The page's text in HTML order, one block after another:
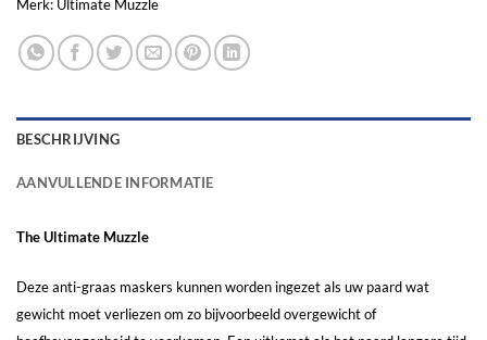
Merk: Ultimate Muzzle
BESCHRIJVING
AANVULLENDE INFORMATIE
The Ultimate Muzzle
Deze anti-graas maskers kunnen worden ingezet als uw paard wat
gewicht moet verliezen om zo bijvoorbeeld overgewicht of